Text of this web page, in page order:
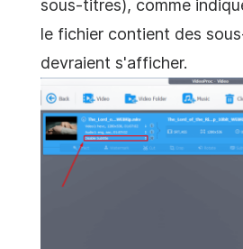
sous-titres), comme
le fichier contient des
devraient s'afficher.